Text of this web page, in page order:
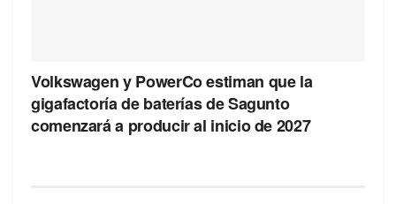
Volkswagen y PowerCo estiman que la
gigafactoría de baterías de Sagunto
comenzará a producir al inicio de 2027